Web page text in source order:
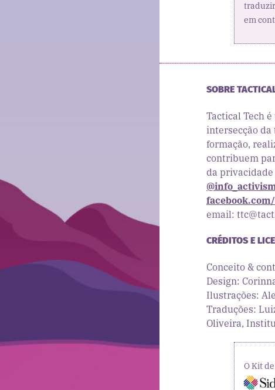
em
SOBRE
Tactical Tech
intersecção da
formação,
contribuem
da privacidade
email:
CRÉDITOS E
Conceito &
Design:
Ilustrações:
Traduções:
Oliveira,
O Kit